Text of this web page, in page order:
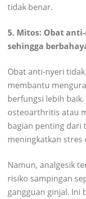
tidak benar.
5. Mitos: Obat
sehingga
Obat anti-nyeri
membantu
berfungsi lebih
osteoarthritis atau
bagian penting dari
meningkatkan
Namun, analgesik
risiko sampingan
gangguan ginjal. Ini